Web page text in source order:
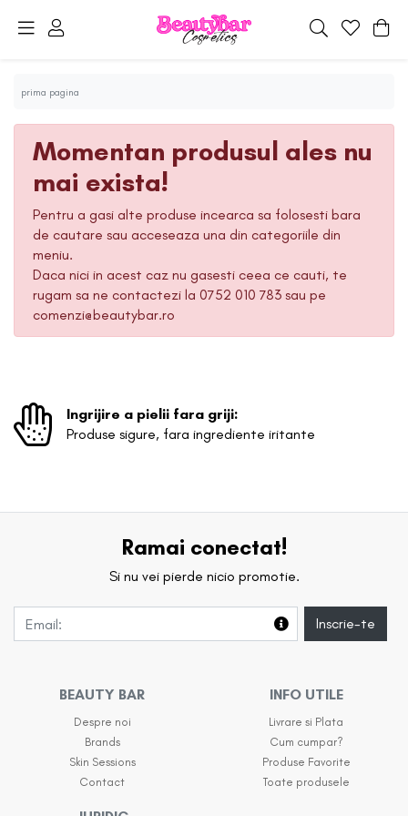
prima pagina
Momentan produsul ales nu
mai exista!
Pentru a gasi alte produse incearca sa folosesti bara
de cautare sau acceseaza una din categoriile din
meniu.
Daca nici in acest caz nu gasesti ceea ce cauti, te
rugam sa ne contactezi la 0752 010 783 sau pe
comenzi@beautybar.ro
Ingrijire a pielii fara griji:
Produse sigure, fara ingrediente iritante
Ramai conectat!
Si nu vei pierde nicio promotie.
Inscrie-te
BEAUTY BAR
Despre noi
Brands
Skin Sessions
Contact
INFO UTILE
Livrare si Plata
Cum cumpar?
Produse Favorite
Toate produsele